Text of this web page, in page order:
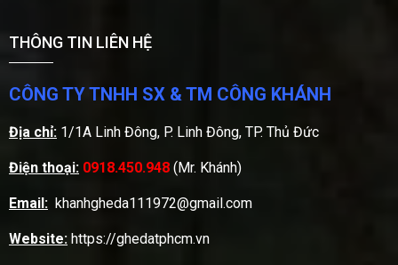
THÔNG TIN LIÊN HỆ
CÔNG TY TNHH SX & TM CÔNG KHÁNH
Địa chỉ: 1/1A Linh Đông, P. Linh Đông, TP. Thủ Đức
Điện thoại: 0918.450.948 (Mr. Khánh)
Email: khanhgheda111972@gmail.com
Website: https://ghedatphcm.vn